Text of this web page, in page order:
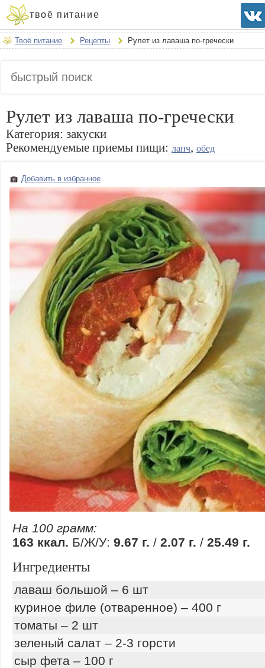
твоё питание
Твоё питание Рецепты Рулет из лаваша по-гречески
Рулет из лаваша по-гречески
Категория: закуски
Рекомендуемые приемы пищи: ланч, обед
Добавить в избранное
На 100 грамм:
163 ккал. Б/Ж/У: 9.67 г. / 2.07 г. / 25.49 г.
Ингредиенты
лаваш большой – 6 шт
куриное филе (отваренное) – 400 г
томаты – 2 шт
зеленый салат – 2-3 горсти
сыр фета – 100 г